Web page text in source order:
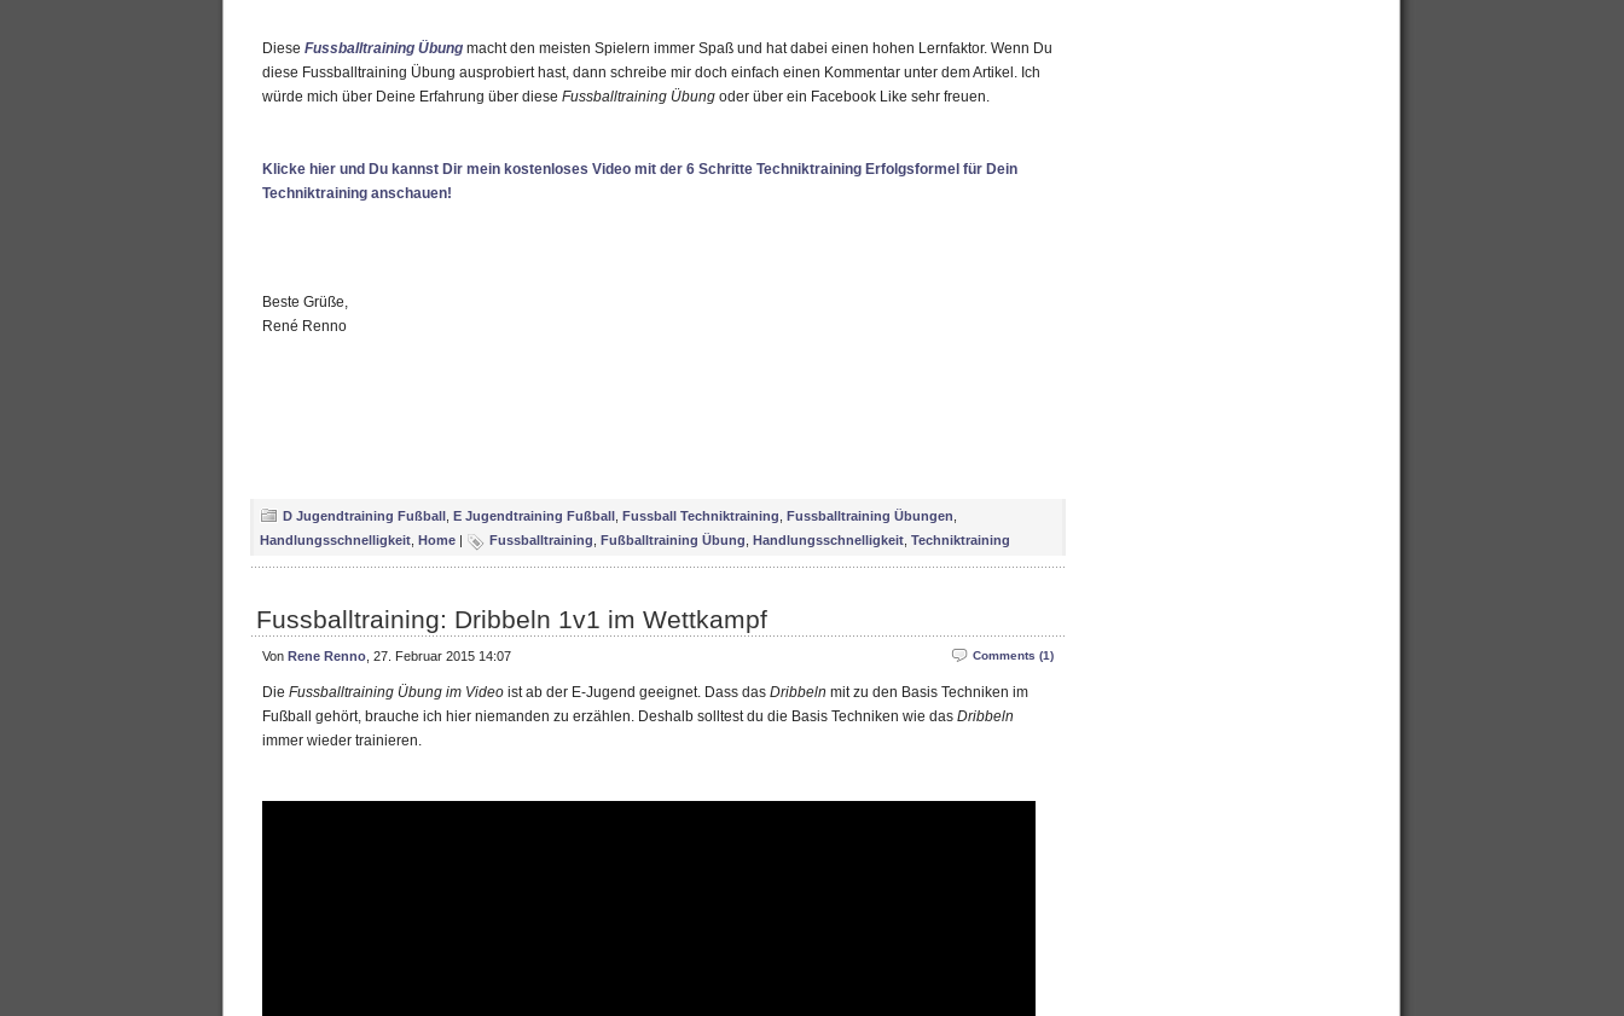
Diese Fussballtraining Übung macht den meisten Spielern immer Spaß und hat dabei einen hohen Lernfaktor. Wenn Du
diese Fussballtraining Übung ausprobiert hast, dann schreibe mir doch einfach einen Kommentar unter dem Artikel. Ich
würde mich über Deine Erfahrung über diese Fussballtraining Übung oder über ein Facebook Like sehr freuen.
Klicke hier und Du kannst Dir mein kostenloses Video mit der 6 Schritte Techniktraining Erfolgsformel für Dein
Techniktraining anschauen!
Beste Grüße,
René Renno
D Jugendtraining Fußball E Jugendtraining Fußball Fussball Techniktraining Fussballtraining Übungen
Handlungsschnelligkeit, Home Fussballtraining, Fußballtraining Übung, Handlungsschnelligkeit, Techniktraining
Fussballtraining: Dribbeln 1v1 im Wettkampf
Comments (1)
Von Rene Renno , 27. Februar 2015 14:07
Die Fussballtraining Übung im Video ist ab der E-Jugend geeignet. Dass das Dribbeln mit zu den Basis Techniken im
Fußball gehört, brauche ich hier niemanden zu erzählen. Deshalb solltest du die Basis Techniken wie das Dribbeln
immer wieder trainieren.